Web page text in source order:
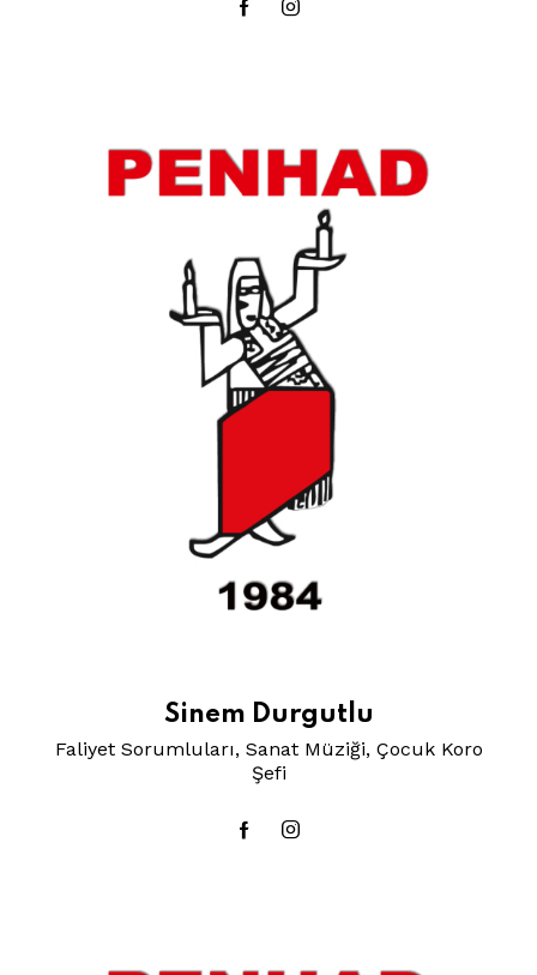
Sinem Durgutlu
Faliyet Sorumluları, Sanat Müziği, Çocuk Koro
Şefi